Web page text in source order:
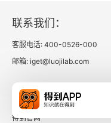
第二节 理论策略上
第三节 理论策略的
第四节 重建前理论
第五节 论“世界”
联系我们：
客服电话: 400-0526-000
邮箱: iget@luojilab.com
相关链接：
得到官网